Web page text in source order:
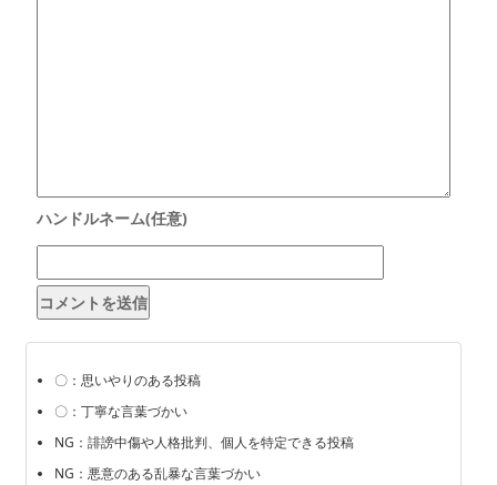
〇：思いやりのある投稿
〇：丁寧な言葉づかい
NG：誹謗中傷や人格批判、個人を特定できる投稿
NG：悪意のある乱暴な言葉づかい